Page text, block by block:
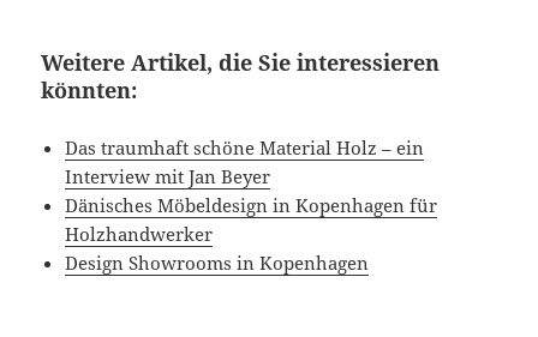
Weitere Artikel, die Sie interessieren
könnten:
Das traumhaft schöne Material Holz – ein
Interview mit Jan Beyer
Dänisches Möbeldesign in Kopenhagen für
Holzhandwerker
Design Showrooms in Kopenhagen